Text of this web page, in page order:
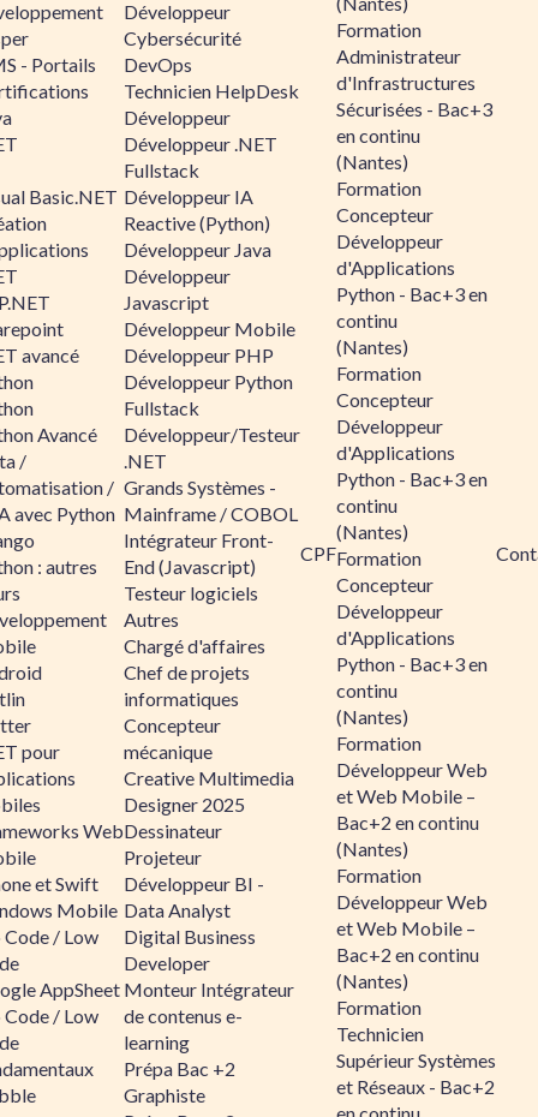
- Portails
Basic.NET
avancé
Avancé
/
/
avec Python
: autres
pour
Web
et Swift
Mobile
/ Low
AppSheet
/ Low
Développeur
Cybersécurité
DevOps
Technicien HelpDesk
Développeur
Développeur .NET
Fullstack
Développeur IA
Reactive (Python)
Développeur Java
Développeur
Javascript
Développeur Mobile
Développeur PHP
Développeur Python
Fullstack
Développeur/Testeur
.NET
Grands Systèmes -
Mainframe / COBOL
Intégrateur Front-
End (Javascript)
Testeur logiciels
Autres
Chargé d'affaires
Chef de projets
informatiques
Concepteur
mécanique
Creative Multimedia
Designer 2025
Dessinateur
Projeteur
Développeur BI -
Data Analyst
Digital Business
Developer
Monteur Intégrateur
de contenus e-
learning
Prépa Bac +2
Graphiste
CPF
Formation
Administrateur
d'Infrastructures
Sécurisées - Bac+3
en continu
(Nantes)
Formation
Concepteur
Développeur
d'Applications
Python - Bac+3 en
continu
(Nantes)
Formation
Concepteur
Développeur
d'Applications
Python - Bac+3 en
continu
(Nantes)
Formation
Concepteur
Développeur
d'Applications
Python - Bac+3 en
continu
(Nantes)
Formation
Développeur Web
et Web Mobile –
Bac+2 en continu
(Nantes)
Formation
Développeur Web
et Web Mobile –
Bac+2 en continu
(Nantes)
Formation
Technicien
Supérieur Systèmes
et Réseaux - Bac+2